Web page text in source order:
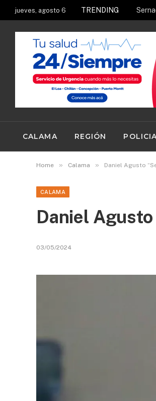
jueves, agosto 6 TRENDING
CALAMA REGIÓN
Home » Calama » Daniel Agusto
CALAMA
Daniel
03/05/2024